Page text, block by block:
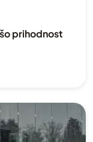
prihodnost